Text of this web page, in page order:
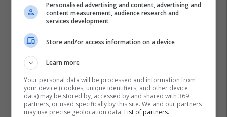
Personalised advertising and content, advertising and
content measurement, audience research and
services development
Store and/or access information on a device
Learn more
Your personal data will be processed and information from
your device (cookies, unique identifiers, and other device
data) may be stored by, accessed by and shared with 369
partners, or used specifically by this site. We and our partners
may use precise geolocation data. List of partners.